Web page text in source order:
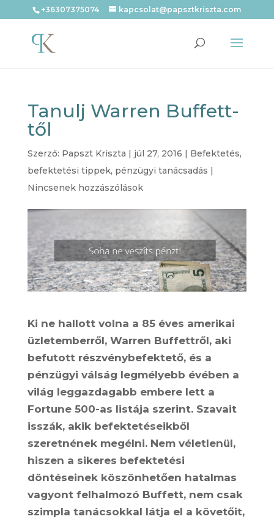
+36307375074 kapcsolat@papsztkriszta.com
Tanulj Warren Buffett-
től
Szerző: Papszt Kriszta | júl 27, 2016 | Befektetés,
befektetési tippek, pénzügyi tanácsadás |
Nincsenek hozzászólások
Ki ne hallott volna a 85 éves amerikai
üzletemberről, Warren Buffettről, aki
befutott részvénybefektető, és a
pénzügyi válság legmélyebb évében a
világ leggazdagabb embere lett a
Fortune 500-as listája szerint.Szavait
isszák, akik befektetéseikből
szeretnének megélni. Nem véletlenül,
hiszen a sikeres befektetési
döntéseinek köszönhetően hatalmas
vagyont felhalmozó Buffett, nem csak
szimpla tanácsokkal látja el a követőit,